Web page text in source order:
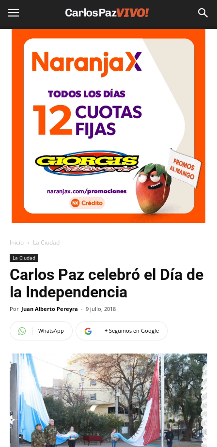
Inicio La Ciudad
La Ciudad
Carlos Paz celebró el Día de
la Independencia
Por Juan Alberto Pereyra - 9 julio, 2018
WhatsApp + Seguinos en Google